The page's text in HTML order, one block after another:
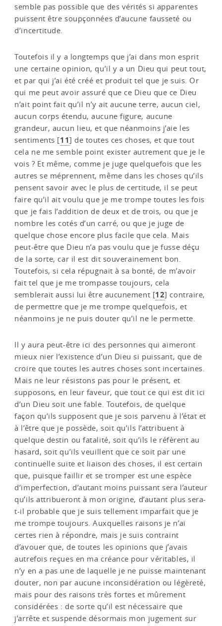
semble pas possible que des vérités si apparentes
puissent être soupçonnées d’aucune fausseté ou
d’incertitude.
Toutefois il y a longtemps que j’ai dans mon esprit
une certaine opinion, qu’il y a un Dieu qui peut tout,
et par qui j’ai été créé et produit tel que je suis. Or
qui me peut avoir assuré que ce Dieu que ce Dieu
n’ait point fait qu’il n’y ait aucune terre, aucun ciel,
aucun corps étendu, aucune figure, aucune
grandeur, aucun lieu, et que néanmoins j’aie les
sentiments [11] de toutes ces choses, et que tout
cela ne me semble point exister autrement que je le
vois ? Et même, comme je juge quelquefois que les
autres se méprennent, même dans les choses qu’ils
pensent savoir avec le plus de certitude, il se peut
faire qu’il ait voulu que je me trompe toutes les fois
que je fais l’addition de deux et de trois, ou que je
nombre les cotés d’un carré, ou que je juge de
quelque chose encore plus facile que cela. Mais
peut-être que Dieu n’a pas voulu que je fusse déçu
de la sorte, car il est dit souverainement bon.
Toutefois, si cela répugnait à sa bonté, de m’avoir
fait tel que je me trompasse toujours, cela
semblerait aussi lui être aucunement [12] contraire,
de permettre que je me trompe quelquefois, et
néanmoins je ne puis douter qu’il ne le permette.
Il y aura peut-être ici des personnes qui aimeront
mieux nier l’existence d’un Dieu si puissant, que de
croire que toutes les autres choses sont incertaines.
Mais ne leur résistons pas pour le présent, et
supposons, en leur faveur, que tout ce qui est dit ici
d’un Dieu soit une fable. Toutefois, de quelque
façon qu’ils supposent que je sois parvenu à l’état et
à l’être que je possède, soit qu’ils l’attribuent à
quelque destin ou fatalité, soit qu’ils le réfèrent au
hasard, soit qu’ils veuillent que ce soit par une
continuelle suite et liaison des choses, il est certain
que, puisque faillir et se tromper est une espèce
d’imperfection, d’autant moins puissant sera l’auteur
qu’ils attribueront à mon origine, d’autant plus sera-
t-il probable que je suis tellement imparfait que je
me trompe toujours. Auxquelles raisons je n’ai
certes rien à répondre, mais je suis contraint
d’avouer que, de toutes les opinions que j’avais
autrefois reçues en ma créance pour véritables, il
n’y en a pas une de laquelle je ne puisse maintenant
douter, non par aucune inconsidération ou légèreté,
mais pour des raisons très fortes et mûrement
considérées : de sorte qu’il est nécessaire que
j’arrête et suspende désormais mon jugement sur